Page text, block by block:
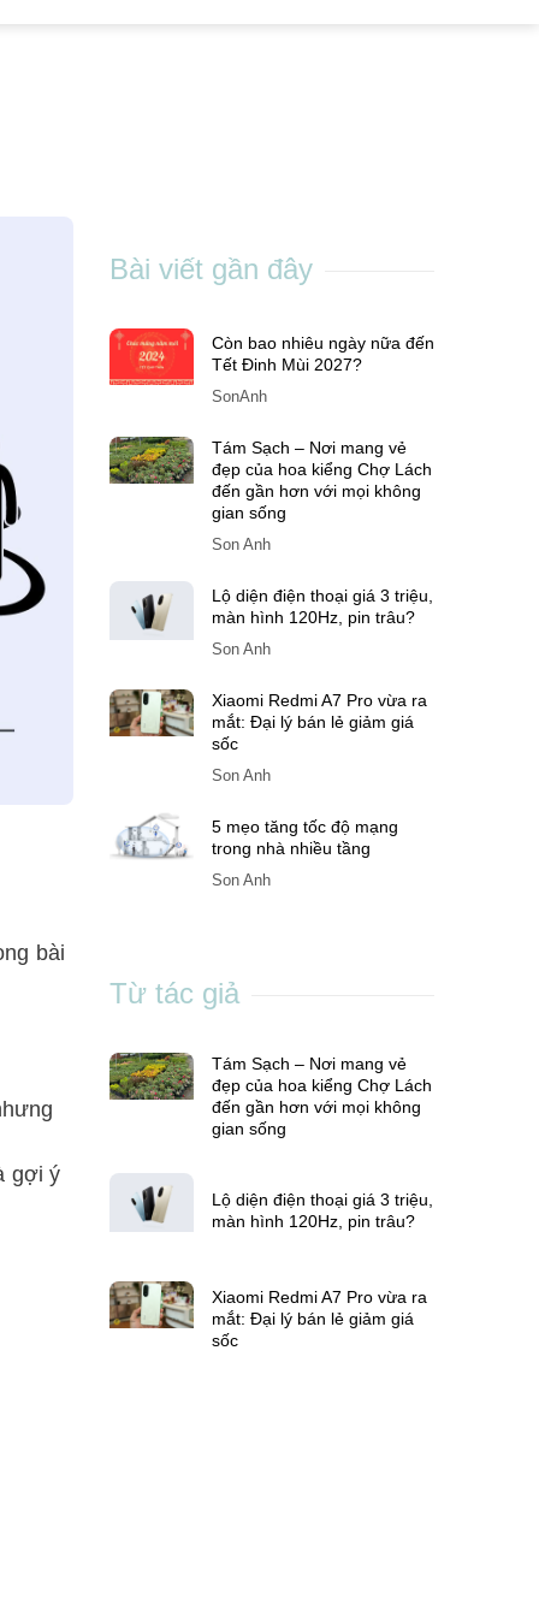
bài
gợi ý
Bài viết gần đây
Còn bao nhiêu ngày nữa đến
Tết Đinh Mùi 2027?
SonAnh
Tám Sạch – Nơi mang vẻ
đẹp của hoa kiểng Chợ Lách
đến gần hơn với mọi không
gian sống
Son Anh
Lộ diện điện thoại giá 3 triệu,
màn hình 120Hz, pin trâu?
Son Anh
Xiaomi Redmi A7 Pro vừa ra
mắt: Đại lý bán lẻ giảm giá
sốc
Son Anh
5 mẹo tăng tốc độ mạng
trong nhà nhiều tầng
Son Anh
Từ tác giả
Tám Sạch – Nơi mang vẻ
đẹp của hoa kiểng Chợ Lách
đến gần hơn với mọi không
gian sống
Lộ diện điện thoại giá 3 triệu,
màn hình 120Hz, pin trâu?
Xiaomi Redmi A7 Pro vừa ra
mắt: Đại lý bán lẻ giảm giá
sốc